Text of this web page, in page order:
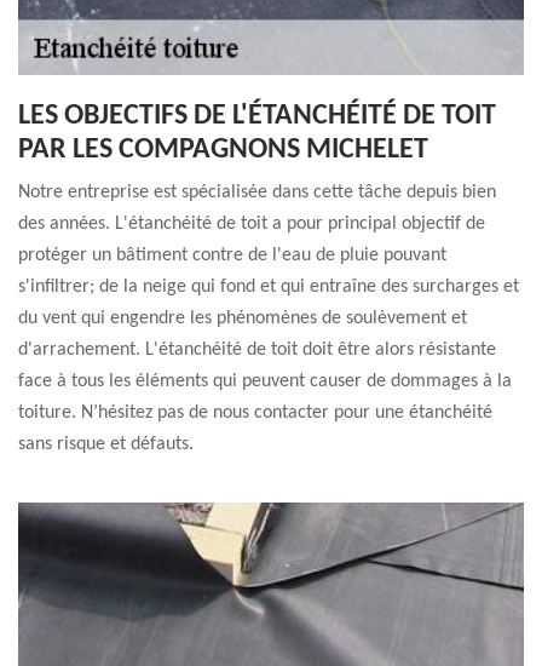
LES OBJECTIFS DE L'ÉTANCHÉITÉ DE TOIT
PAR LES COMPAGNONS MICHELET
Notre entreprise est spécialisée dans cette tâche depuis bien
des années. L'étanchéité de toit a pour principal objectif de
protéger un bâtiment contre de l'eau de pluie pouvant
s'infiltrer; de la neige qui fond et qui entraîne des surcharges et
du vent qui engendre les phénomènes de soulèvement et
d'arrachement. L'étanchéité de toit doit être alors résistante
face à tous les éléments qui peuvent causer de dommages à la
toiture. N’hésitez pas de nous contacter pour une étanchéité
sans risque et défauts.